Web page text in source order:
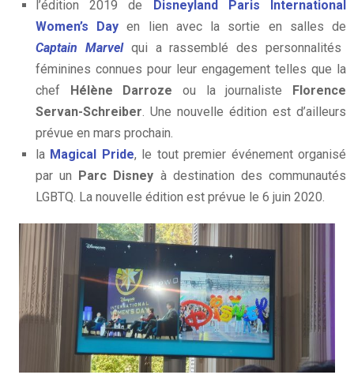
l’édition 2019 de
Disneyland Paris International
Women’s Day en lien avec la sortie en salles de
Captain Marvel qui a rassemblé des personnalités
féminines connues pour leur engagement telles que la
chef Hélène Darrozeou la journaliste Florence
Servan-Schreiber. Une nouvelle édition est d’ailleurs
prévue en mars prochain.
la Magical Pride, le tout premier événement organisé
par un Parc Disney à destination des communautés
LGBTQ. La nouvelle édition est prévue le 6 juin 2020.